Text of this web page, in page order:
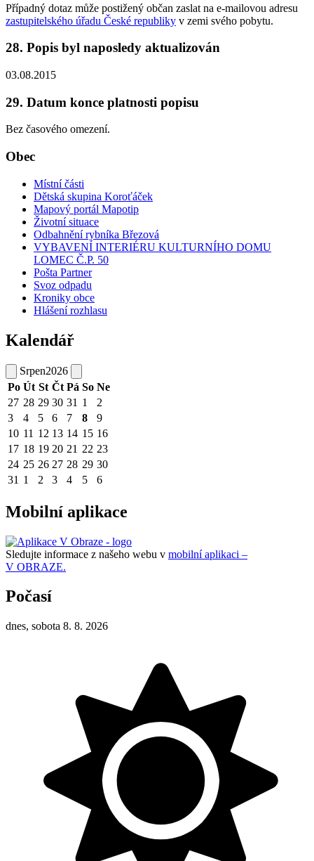
Případný dotaz může postižený občan zaslat na e-mailovou adresu
zastupitelského úřadu České republiky v zemi svého pobytu.
28. Popis byl naposledy aktualizován
03.08.2015
29. Datum konce platnosti popisu
Bez časového omezení.
Obec
Místní části
Dětská skupina Koroťáček
Mapový portál Mapotip
Životní situace
Odbahnění rybníka Březová
VYBAVENÍ INTERIÉRU KULTURNÍHO DOMU
LOMEC Č.P. 50
Pošta Partner
Svoz odpadu
Kroniky obce
Hlášení rozhlasu
Kalendář
Srpen2026
Po Út St Čt Pá So Ne
27 28 29 30 31 1
2
3
4 5 6 7 8
9
10 11 12 13 14 15 16
17 18 19 20 21 22 23
24 25 26 27 28 29 30
31 1 2 3 4 5 6
Mobilní aplikace
Sledujte informace z našeho webu v mobilní aplikaci –
V OBRAZE.
Počasí
dnes, sobota 8. 8. 2026